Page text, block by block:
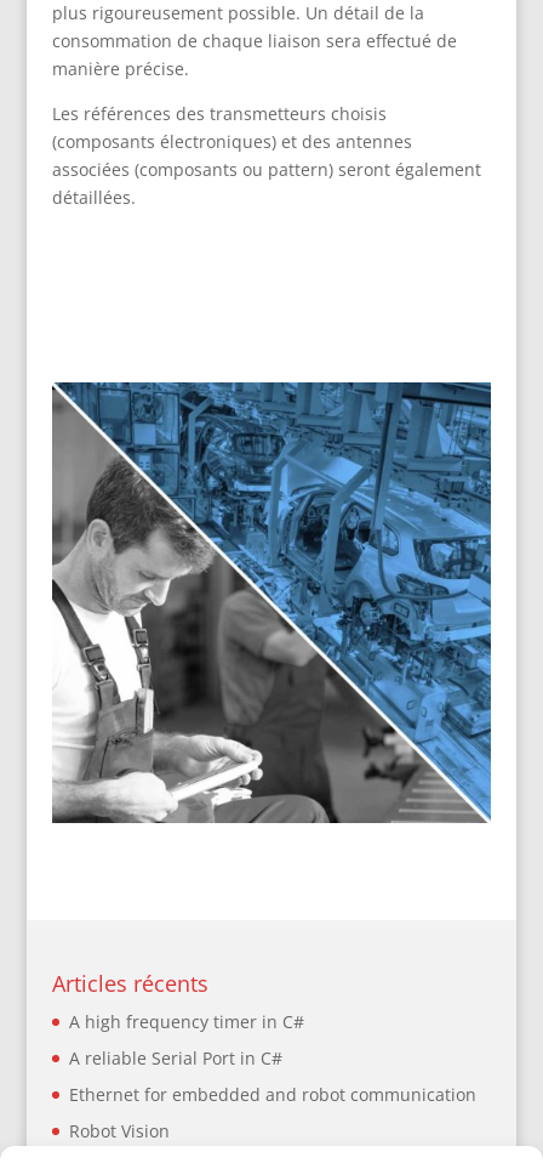
plus rigoureusement possible. Un détail de la
consommation de chaque liaison sera effectué de
manière précise.
Les références des transmetteurs choisis
(composants électroniques) et des antennes
associées (composants ou pattern) seront également
détaillées.
Articles récents
A high frequency timer in C#
A reliable Serial Port in C#
Ethernet for embedded and robot communication
Robot Vision